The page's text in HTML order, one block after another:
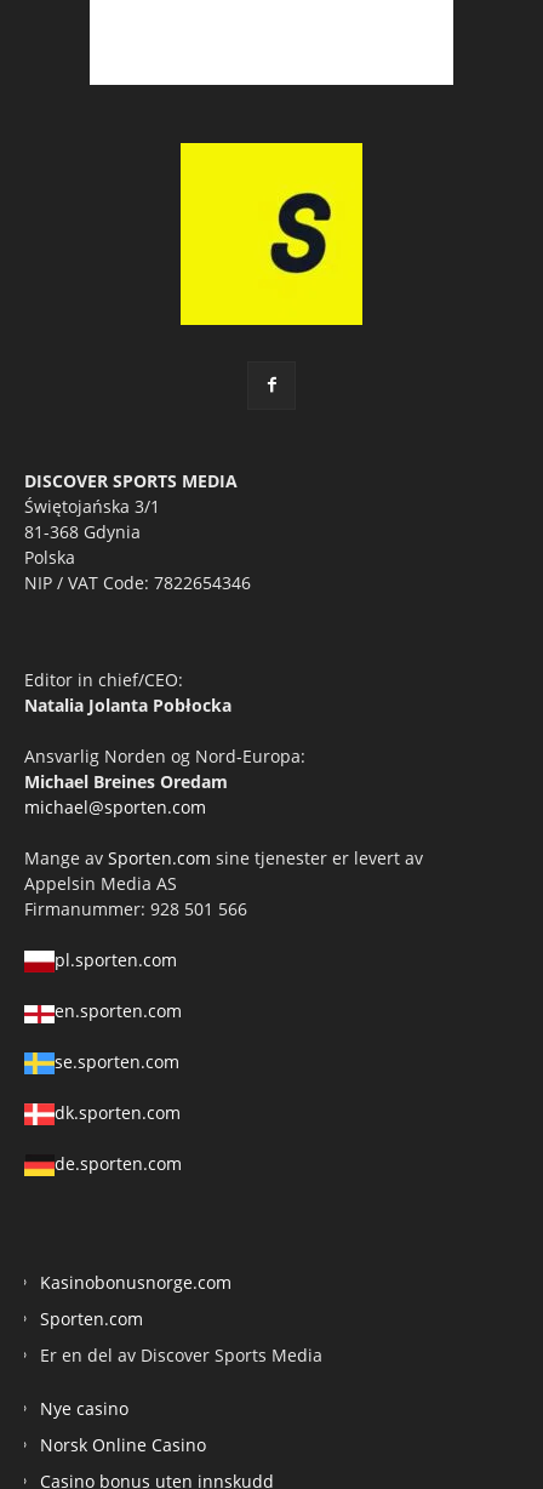
DISCOVER SPORTS MEDIA
Świętojańska 3/1
81-368 Gdynia
Polska
NIP / VAT Code: 7822654346
Editor in chief/CEO:
Natalia Jolanta Pobłocka
Ansvarlig Norden og Nord-Europa:
Michael Breines Oredam
michael@sporten.com
Mange av Sporten.com sine tjenester er levert av
Appelsin Media AS
Firmanummer: 928 501 566
pl.sporten.com
en.sporten.com
se.sporten.com
dk.sporten.com
de.sporten.com
Kasinobonusnorge.com
Sporten.com
Er en del av Discover Sports Media
Nye casino
Norsk Online Casino
Casino bonus uten innskudd